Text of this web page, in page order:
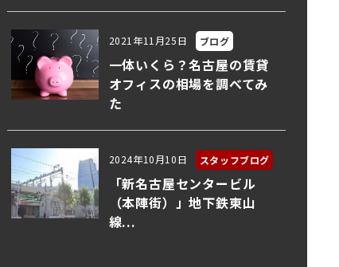
2021年11月25日 ブログ
一体いくら？名古屋の賃貸
オフィスの相場を調べてみ
た
2024年10月10日 スタッフブログ
「新名古屋センタービル
（本陣街）」地下鉄東山
線...